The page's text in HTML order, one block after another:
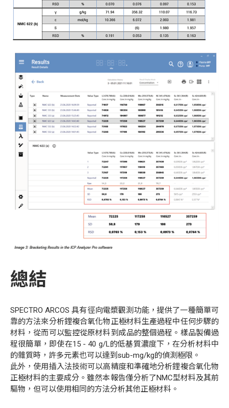
總結
SPECTRO ARCOS具有徑向電漿觀測功能，提供了一種簡單可
靠的方法來分析鋰複合氧化物正極材料生產過程中任何步驟的
材料，從而可以監控從原材料到成品的整個過程。樣品製備過
程很簡單，即使在15 - 40 g/L的低基質濃度下，在分析材料中
的雜質時，許多元素也可以達到sub-mg/kg的偵測極限。
此外，使用插入法技術可以高精度和準確地分析鋰複合氧化物
正極材料的主要成分。雖然本報告僅分析了NMC型材料及其前
驅物，但可以使用相同的方法分析其他正極材料。